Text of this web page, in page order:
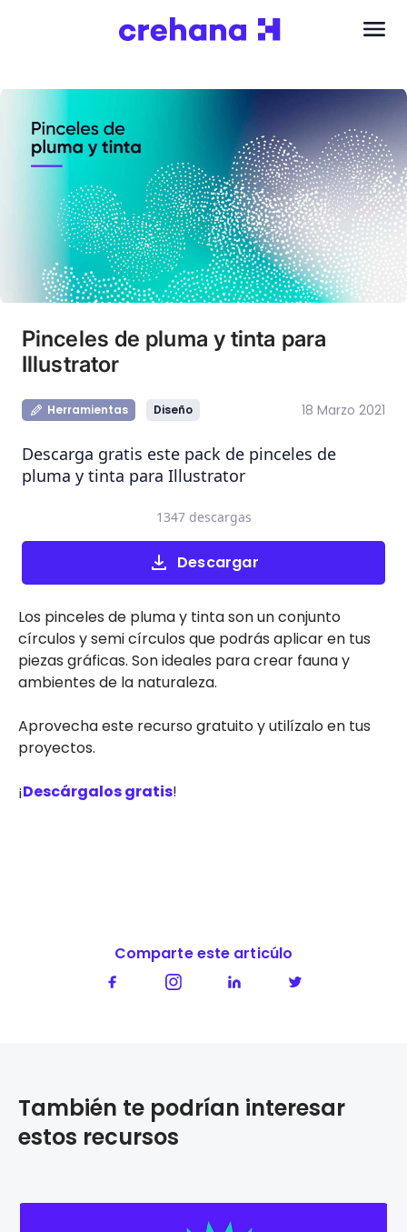
Pinceles de pluma y tinta para
Illustrator
Herramientas Diseño 18 Marzo 2021
Descarga gratis este pack de pinceles de
pluma y tinta para Illustrator
Descargar
1347 descargas
Los pinceles de pluma y tinta son un conjunto
círculos y semi círculos que podrás aplicar en tus
piezas gráficas. Son ideales para crear fauna y
ambientes de la naturaleza.
Aprovecha este recurso gratuito y utilízalo en tus
proyectos.
¡Descárgalos gratis!
Comparte este articúlo
También te podrían interesar
estos recursos